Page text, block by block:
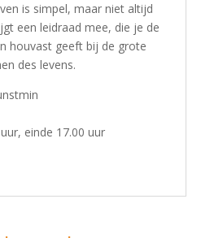
is simpel, maar niet altijd
een leidraad mee, die je de
houvast geeft bij de grote
des levens.
einde 17.00 uur